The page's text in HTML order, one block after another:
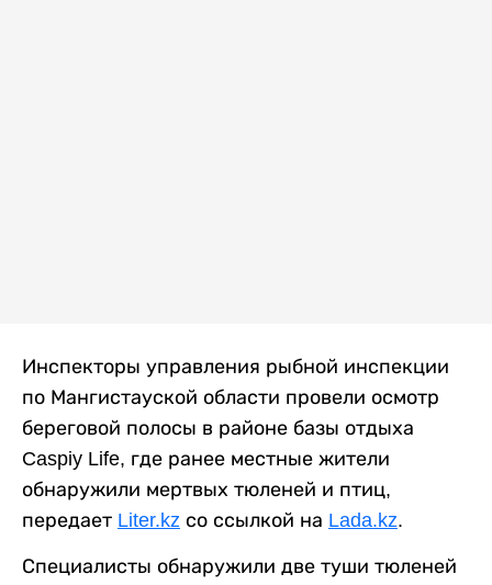
Инспекторы управления рыбной инспекции
по Мангистауской области провели осмотр
береговой полосы в районе базы отдыха
Caspiy Life, где ранее местные жители
обнаружили мертвых тюленей и птиц,
передает Liter.kz со ссылкой на Lada.kz.
Специалисты обнаружили две туши тюленей